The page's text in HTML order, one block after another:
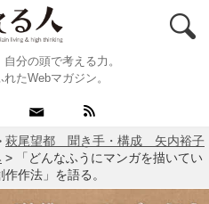
分の頭で考える力。
たWebマガジン。
萩尾望都 聞き手・構成 矢内裕子
>
「どんなふうにマンガを描いてい
作法」を語る。